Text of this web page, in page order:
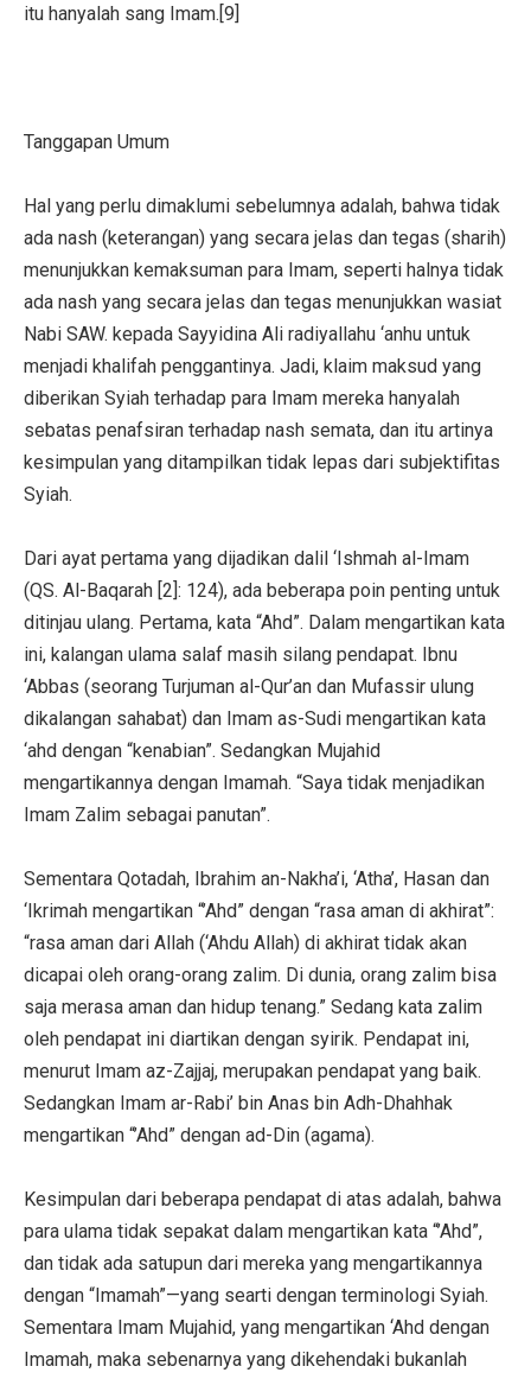
itu hanyalah sang Imam.[9]
Tanggapan Umum
Hal yang perlu dimaklumi sebelumnya adalah, bahwa tidak
ada nash (keterangan) yang secara jelas dan tegas (sharih)
menunjukkan kemaksuman para Imam, seperti halnya tidak
ada nash yang secara jelas dan tegas menunjukkan wasiat
Nabi SAW. kepada Sayyidina Ali radiyallahu ‘anhu untuk
menjadi khalifah penggantinya. Jadi, klaim maksud yang
diberikan Syiah terhadap para Imam mereka hanyalah
sebatas penafsiran terhadap nash semata, dan itu artinya
kesimpulan yang ditampilkan tidak lepas dari subjektifitas
Syiah.
Dari ayat pertama yang dijadikan dalil ‘Ishmah al-Imam
(QS. Al-Baqarah [2]: 124), ada beberapa poin penting untuk
ditinjau ulang. Pertama, kata “Ahd”. Dalam mengartikan kata
ini, kalangan ulama salaf masih silang pendapat. Ibnu
‘Abbas (seorang Turjuman al-Qur’an dan Mufassir ulung
dikalangan sahabat) dan Imam as-Sudi mengartikan kata
‘ahd dengan “kenabian”. Sedangkan Mujahid
mengartikannya dengan Imamah. “Saya tidak menjadikan
Imam Zalim sebagai panutan”.
Sementara Qotadah, Ibrahim an-Nakha’i, ‘Atha’, Hasan dan
‘Ikrimah mengartikan “’Ahd” dengan “rasa aman di akhirat”:
“rasa aman dari Allah (‘Ahdu Allah) di akhirat tidak akan
dicapai oleh orang-orang zalim. Di dunia, orang zalim bisa
saja merasa aman dan hidup tenang.” Sedang kata zalim
oleh pendapat ini diartikan dengan syirik. Pendapat ini,
menurut Imam az-Zajjaj, merupakan pendapat yang baik.
Sedangkan Imam ar-Rabi’ bin Anas bin Adh-Dhahhak
mengartikan “’Ahd” dengan ad-Din (agama).
Kesimpulan dari beberapa pendapat di atas adalah, bahwa
para ulama tidak sepakat dalam mengartikan kata “’Ahd”,
dan tidak ada satupun dari mereka yang mengartikannya
dengan “Imamah”—yang searti dengan terminologi Syiah.
Sementara Imam Mujahid, yang mengartikan ‘Ahd dengan
Imamah, maka sebenarnya yang dikehendaki bukanlah